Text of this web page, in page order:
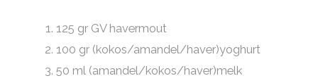
125 gr GV havermout
100 gr (kokos/amandel/haver)yoghurt
50 ml (amandel/kokos/haver)melk